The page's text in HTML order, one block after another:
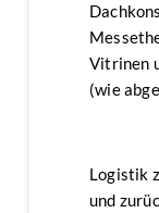
Vitrinen
(wie
Logistik
und